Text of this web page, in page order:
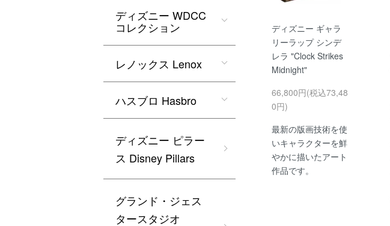
ディズニー ギャラ
リーラップ シンデ
レラ "Clock Strikes
Midnight"
66,800円(税込73,48
0円)
最新の版画技術を使
いキャラクターを鮮
やかに描いたアート
作品です。
ディズニー WDCC
コレクション
レノックス Lenox
ハスブロ Hasbro
ディズニー ピラー
ス Disney Pillars
グランド・ジェス
タースタジオ